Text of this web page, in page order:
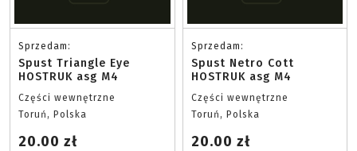
Sprzedam:
Spust Triangle Eye
HOSTRUK asg M4
Części wewnętrzne
Toruń, Polska
20.00 zł
Sprzedam:
Spust Netro Cott
HOSTRUK asg M4
Części wewnętrzne
Toruń, Polska
20.00 zł